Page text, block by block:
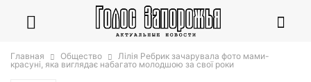
Главная Общество
Лілія Ребрик зачарувала фото мами-
красуні, яка виглядає набагато молодшою за свої роки